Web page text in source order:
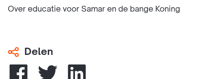
Over educatie voor Samar en de bange Koning
Delen